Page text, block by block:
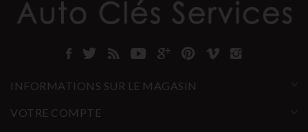
INFORMATIONS SUR LE MAGASIN
VOTRE COMPTE